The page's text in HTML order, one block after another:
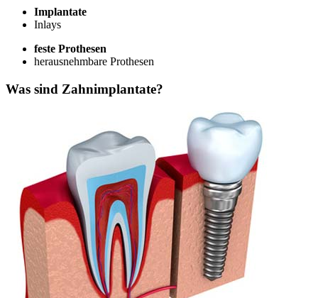
Implantate
Inlays
feste Prothesen
herausnehmbare Prothesen
Was sind Zahnimplantate?